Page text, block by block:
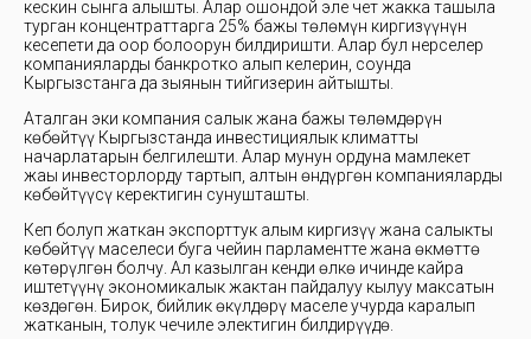
кескин сынга алышты. Алар ошондой эле чет жакка ташыла
турган концентраттарга 25% бажы төлөмүн киргизүүнүн
кесепети да оор болоорун билдиришти. Алар бул нерселер
компанияларды банкротко алып келерин, соңунда
Кыргызстанга да зыянын тийгизерин айтышты.
Аталган эки компания салык жана бажы төлөмдөрүн
көбөйтүү Кыргызстанда инвестициялык климатты
начарлатарын белгилешти. Алар мунун ордуна мамлекет
жаңы инвесторлорду тартып, алтын өндүргөн компанияларды
көбөйтүүсү керектигин сунушташты.
Кеп болуп жаткан экспорттук алым киргизүү жана салыкты
көбөйтүү маселеси буга чейин парламентте жана өкмөттө
көтөрүлгөн болчу. Ал казылган кенди өлкө ичинде кайра
иштетүүнү экономикалык жактан пайдалуу кылуу максатын
көздөгөн. Бирок, бийлик өкүлдөрү маселе учурда каралып
жатканын, толук чечиле электигин билдирүүдө.